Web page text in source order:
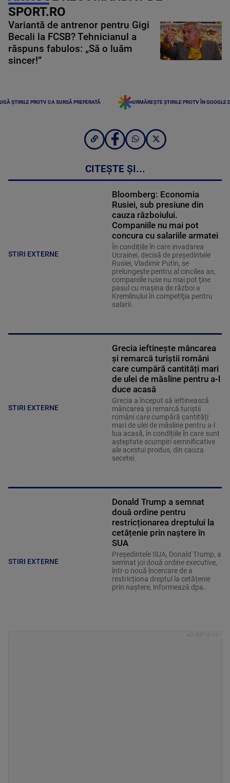
SPORT.RO
Variantă de antrenor pentru Gigi
Becali la FCSB? Tehnicianul a
răspuns fabulos: „Să o luăm
sincer!”
ȘTIRILE PROTV CA SURSĂ PREFERATĂ URMĂREȘTE ȘTIRILE PROTV ÎN GOOGLE
CITEȘTE ȘI...
STIRI EXTERNE
Bloomberg: Economia
Rusiei, sub presiune din
cauza războiului.
Companiile nu mai pot
concura cu salariile armatei
În condiţiile în care invadarea
Ucrainei, decisă de preşedintele
Rusiei, Vladimir Putin, se
prelungeşte pentru al cincilea an,
companiile ruse nu mai pot ţine
pasul cu maşina de război a
Kremlinului în competiţia pentru
salarii.
STIRI EXTERNE
Grecia ieftinește mâncarea
și remarcă turiștii români
care cumpără cantități mari
de ulei de măsline pentru a-l
duce acasă
Grecia a început să ieftinească
mâncarea și remarcă turiștii
români care cumpără cantități
mari de ulei de măsline pentru a-l
lua acasă, în condițiile în care sunt
așteptate scumpiri semnificative
ale acestui produs, din cauza
secetei.
STIRI EXTERNE
Donald Trump a semnat
două ordine pentru
restricționarea dreptului la
cetățenie prin naștere în
SUA
Președintele SUA, Donald Trump, a
semnat joi două ordine executive,
într-o nouă încercare de a
restricționa dreptul la cetățenie
prin naștere, informează dpa.